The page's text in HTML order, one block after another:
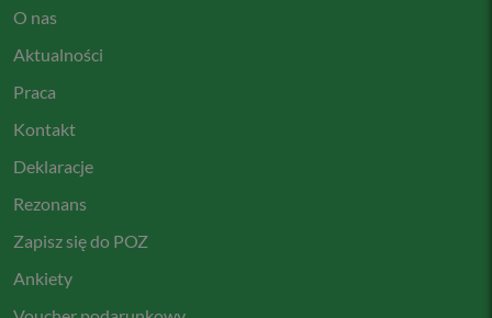
O nas
Aktualności
Praca
Kontakt
Deklaracje
Rezonans
Zapisz się do POZ
Ankiety